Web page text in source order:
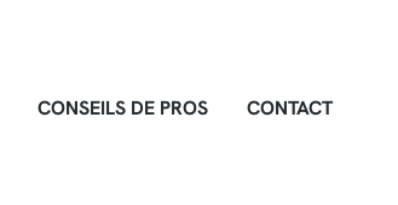
CONSEILS DE PROS CONTACT